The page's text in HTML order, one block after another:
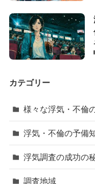
カテゴリー
様々な浮気・不倫
浮気・不倫の予備
浮気調査の成功の
調査地域